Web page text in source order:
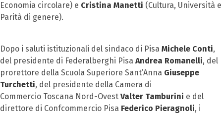
Economia circolare) e Cristina Manetti (Cultura, Università e
Parità di genere).
Dopo i saluti istituzionali del sindaco di Pisa Michele Conti,
del presidente di Federalberghi Pisa Andrea Romanelli, del
prorettore della Scuola Superiore Sant’Anna Giuseppe
Turchetti, del presidente della Camera di
Commercio Toscana Nord-Ovest Valter Tamburini e del
direttore di Confcommercio Pisa Federico Pieragnoli, i